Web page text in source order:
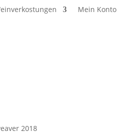
Mein Konto
2018